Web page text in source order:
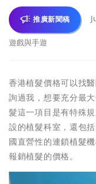
推廣新聞稿
遊戲與手遊
香港植髮價格可以找
詢過我，想要充分最
髮這一項目是有特殊
設的植髮科室，還包
國直營性的連鎖植髮
報銷植髮的價格。